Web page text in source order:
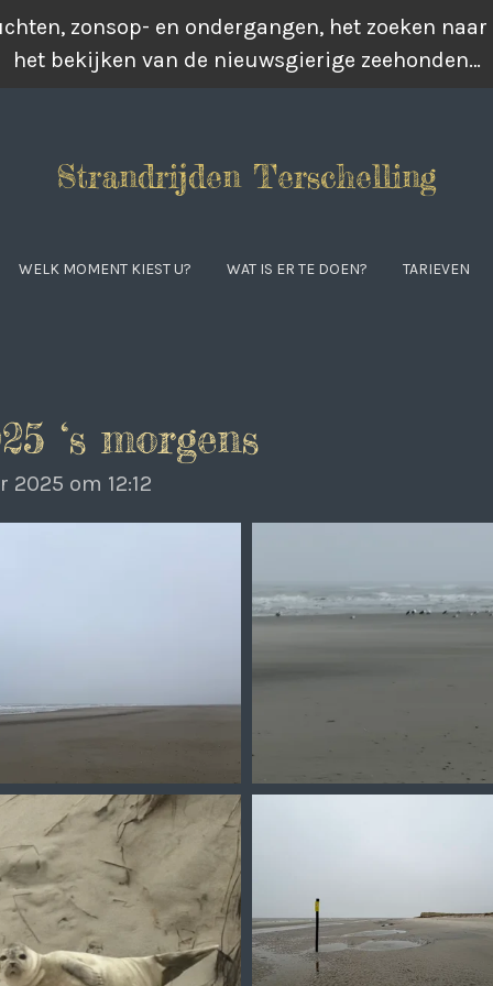
zonsop- en ondergangen, het zoeken
het bekijken van de nieuwsgierige zeehonden…
Strandrijden Terschelling
WELK MOMENT KIEST U? WAT IS ER TE DOEN? TARIEVEN
‘s morgens
om 12:12